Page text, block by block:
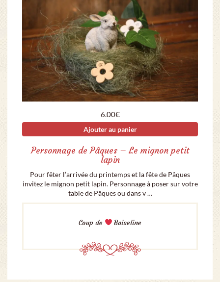
6.00€
Ajouter au panier
Personnage de Pâques – Le mignon petit
lapin
Pour fêter l’arrivée du printemps et la fête de Pâques
invitez le mignon petit lapin. Personnage à poser sur votre
table de Pâques ou dans v …
Coup de Boiseline